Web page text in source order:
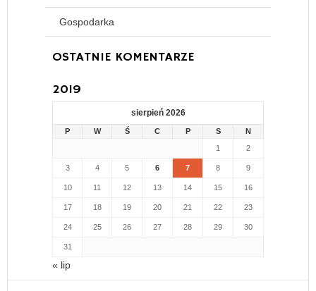
Gospodarka
OSTATNIE KOMENTARZE
2019
sierpień 2026
P W Ś C P S
N
1
2
3 4 5 6 7 8 9
10 11 12 13 14 15 16
17 18 19 20 21 22 23
24 25 26 27 28 29 30
31
« lip